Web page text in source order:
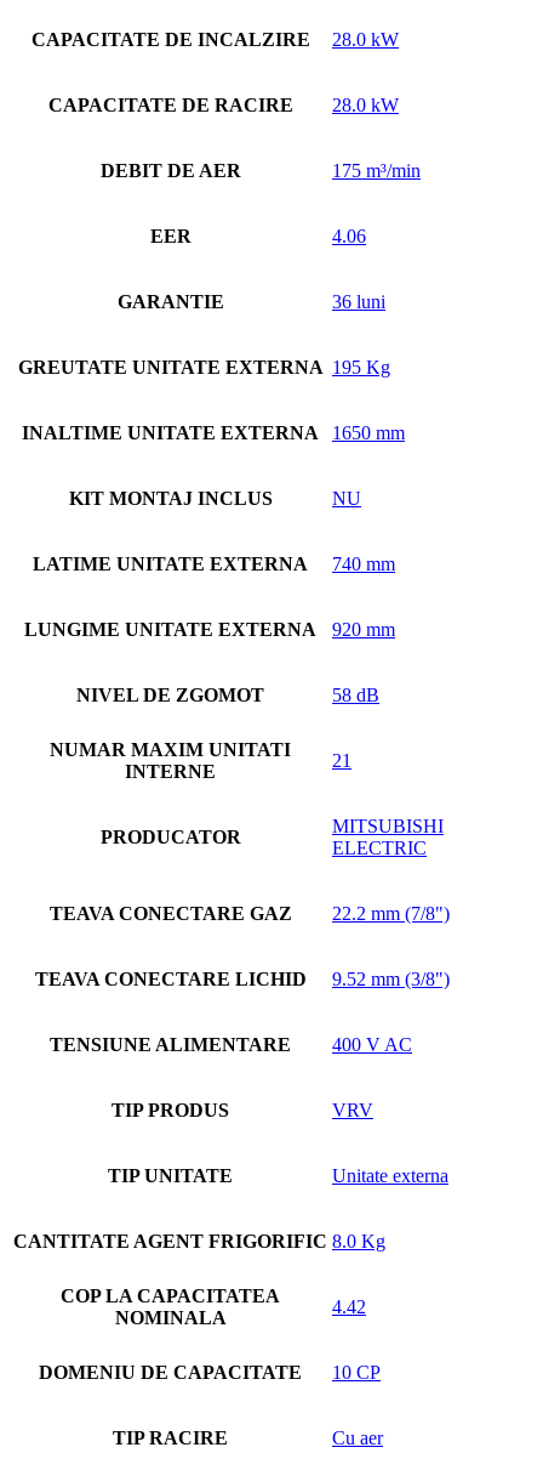
CAPACITATE DE INCALZIRE 28.0 kW
CAPACITATE DE RACIRE 28.0 kW
DEBIT DE AER 175 m³/min
EER 4.06
GARANTIE 36 luni
GREUTATE UNITATE EXTERNA 195 Kg
INALTIME UNITATE EXTERNA 1650 mm
KIT MONTAJ INCLUS NU
LATIME UNITATE EXTERNA 740 mm
LUNGIME UNITATE EXTERNA 920 mm
NIVEL DE ZGOMOT 58 dB
NUMAR MAXIM UNITATI
INTERNE
21
PRODUCATOR
MITSUBISHI
ELECTRIC
TEAVA CONECTARE GAZ 22.2 mm (7/8")
TEAVA CONECTARE LICHID 9.52 mm (3/8")
TENSIUNE ALIMENTARE 400 V AC
TIP PRODUS VRV
TIP UNITATE Unitate externa
CANTITATE AGENT FRIGORIFIC 8.0 Kg
COP LA CAPACITATEA
NOMINALA
4.42
DOMENIU DE CAPACITATE 10 CP
TIP RACIRE Cu aer